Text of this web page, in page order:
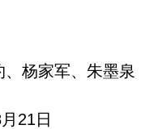
、杨家军、朱墨泉
21日